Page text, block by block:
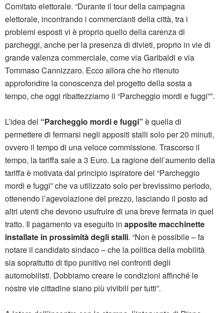
Comitato elettorale. “Durante il tour della campagna
elettorale, incontrando i commercianti della città, tra i
problemi esposti vi è proprio quello della carenza di
parcheggi, anche per la presenza di divieti, proprio in vie di
grande valenza commerciale, come via Garibaldi e via
Tommaso Cannizzaro. Ecco allora che ho ritenuto
approfondire la conoscenza del progetto della sosta a
tempo, che oggi ribattezziamo il “Parcheggio mordi e fuggi””.
L’idea del “Parcheggio mordi e fuggi” è quella di
permettere di fermarsi negli appositi stalli solo per 20 minuti,
ovvero il tempo di una veloce commissione. Trascorso il
tempo, la tariffa sale a 3 Euro. La ragione dell’aumento della
tariffa è motivata dal principio ispiratore del “Parcheggio
mordi e fuggi” che va utilizzato solo per brevissimo periodo,
ottenendo l’agevolazione del prezzo, lasciando il posto ad
altri utenti che devono usufruire di una breve fermata in quel
tratto. Il pagamento va eseguito in apposite macchinette
installate in prossimità degli stalli. “Non è possibile – fa
notare il candidato sindaco – che la politica della mobilità
sia soprattutto di tipo punitivo nei confronti degli
automobilisti. Dobbiamo creare le condizioni affinché le
nostre vie cittadine siano più vivibili per tutti”.